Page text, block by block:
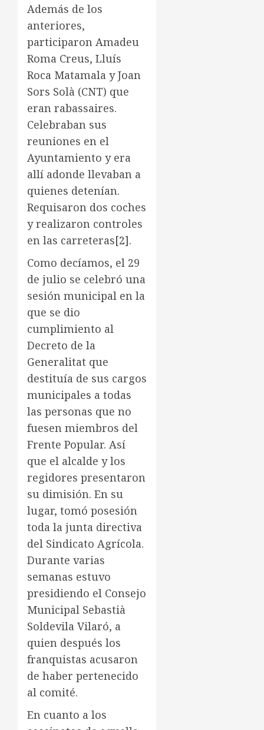
Además de los
anteriores,
participaron Amadeu
Roma Creus, Lluís
Roca Matamala y Joan
Sors Solà (CNT) que
eran rabassaires.
Celebraban sus
reuniones en el
Ayuntamiento y era
allí adonde llevaban a
quienes detenían.
Requisaron dos coches
y realizaron controles
en las carreteras[2].
Como decíamos, el 29
de julio se celebró una
sesión municipal en la
que se dio
cumplimiento al
Decreto de la
Generalitat que
destituía de sus cargos
municipales a todas
las personas que no
fuesen miembros del
Frente Popular. Así
que el alcalde y los
regidores presentaron
su dimisión. En su
lugar, tomó posesión
toda la junta directiva
del Sindicato Agrícola.
Durante varias
semanas estuvo
presidiendo el Consejo
Municipal Sebastià
Soldevila Vilaró, a
quien después los
franquistas acusaron
de haber pertenecido
al comité.
En cuanto a los